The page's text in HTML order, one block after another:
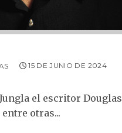
15 DE JUNIO DE 2024
el escritor Douglas
otras...